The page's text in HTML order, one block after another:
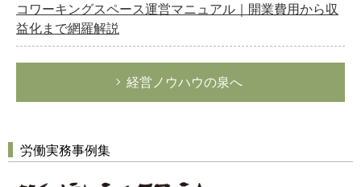
コワーキングスペース運営マニュアル｜開業費用から収
益化まで網羅解説
経営ノウハウの泉へ
労働実務事例集